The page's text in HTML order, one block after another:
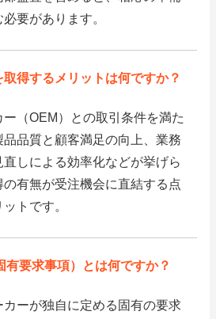
要があります。
取得するメリットは何ですか？
ー（OEM）との取引条件を満た
品品質と顧客満足の向上、業務
直しによる効率化などが挙げら
の有無が受注機会に直結する点
トです。
有要求事項）とは何ですか？
カーが独自に定める固有の要求